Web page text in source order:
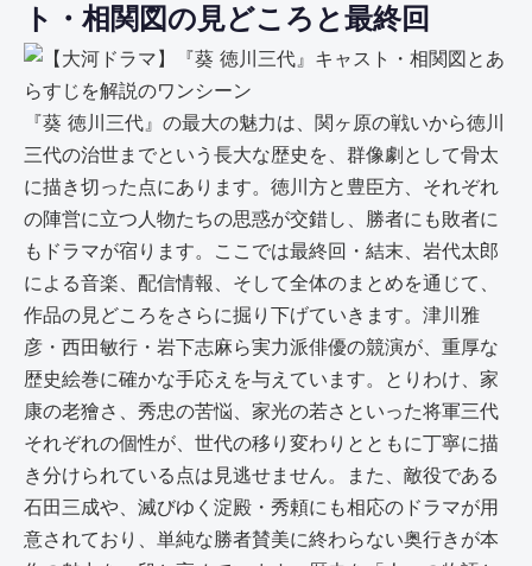
ト・相関図の見どころと最終回
『葵 徳川三代』の最大の魅力は、関ヶ原の戦いから徳川
三代の治世までという長大な歴史を、群像劇として骨太
に描き切った点にあります。徳川方と豊臣方、それぞれ
の陣営に立つ人物たちの思惑が交錯し、勝者にも敗者に
もドラマが宿ります。ここでは最終回・結末、岩代太郎
による音楽、配信情報、そして全体のまとめを通じて、
作品の見どころをさらに掘り下げていきます。津川雅
彦・西田敏行・岩下志麻ら実力派俳優の競演が、重厚な
歴史絵巻に確かな手応えを与えています。とりわけ、家
康の老獪さ、秀忠の苦悩、家光の若さといった将軍三代
それぞれの個性が、世代の移り変わりとともに丁寧に描
き分けられている点は見逃せません。また、敵役である
石田三成や、滅びゆく淀殿・秀頼にも相応のドラマが用
意されており、単純な勝者賛美に終わらない奥行きが本